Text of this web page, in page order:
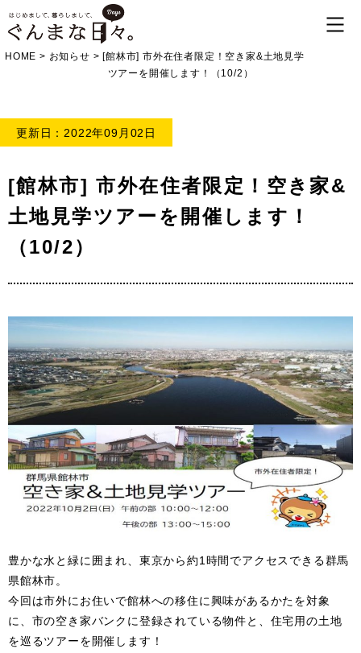
HOME > お知らせ > [館林市] 市外在住者限定！空き家&土地見学
ツアーを開催します！（10/2）
更新日：2022年09月02日
[館林市] 市外在住者限定！空き家&
土地見学ツアーを開催します！
（10/2）
豊かな水と緑に囲まれ、東京から約1時間でアクセスできる群馬
県館林市。
今回は市外にお住いで館林への移住に興味があるかたを対象
に、市の空き家バンクに登録されている物件と、住宅用の土地
を巡るツアーを開催します！